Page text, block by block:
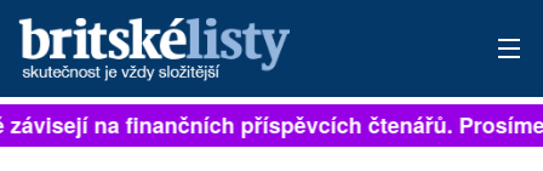
PŘIHLÁSIT
na finančních příspěvcích čtenářů.